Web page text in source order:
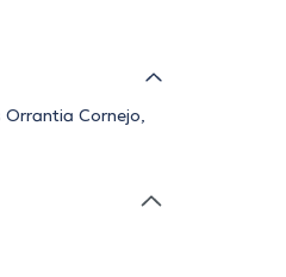
Orrantia Cornejo,